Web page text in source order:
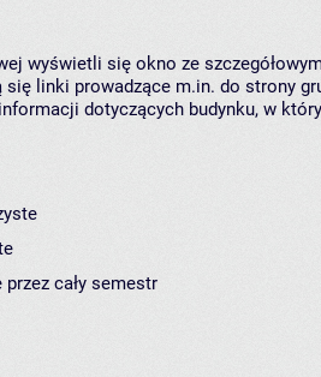
wyświetli się okno ze
linki prowadzące m.in. do strony
dotyczących budynku, w
cały semestr